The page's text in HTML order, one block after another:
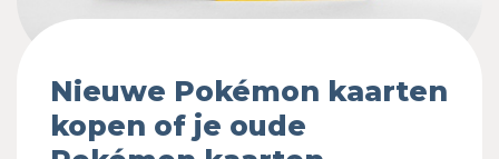
Nieuwe Pokémon kaarten
kopen of je oude